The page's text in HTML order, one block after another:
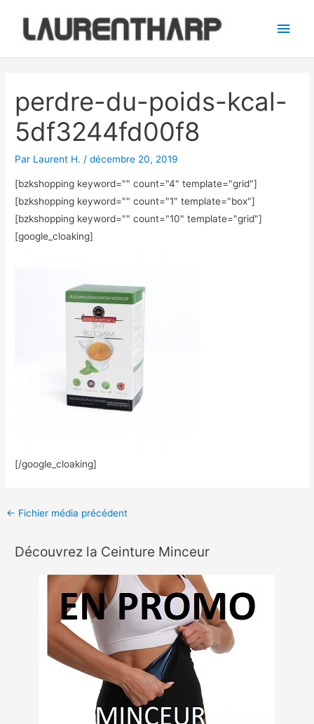
contenu
perdre-du-poids-kcal-
5df3244fd00f8
Par Laurent H. /décembre 20, 2019
[bzkshopping keyword="" count="4" template="grid"]
[bzkshopping keyword="" count="1" template="box"]
[bzkshopping keyword="" count="10" template="grid"]
[google_cloaking]
[/google_cloaking]
articles
← Fichier média précédent
Découvrez la Ceinture Minceur